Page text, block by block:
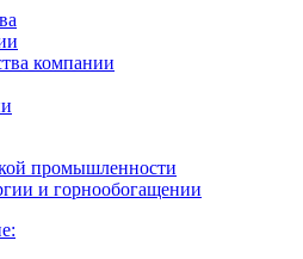
компании
промышленности
и горнообогащении